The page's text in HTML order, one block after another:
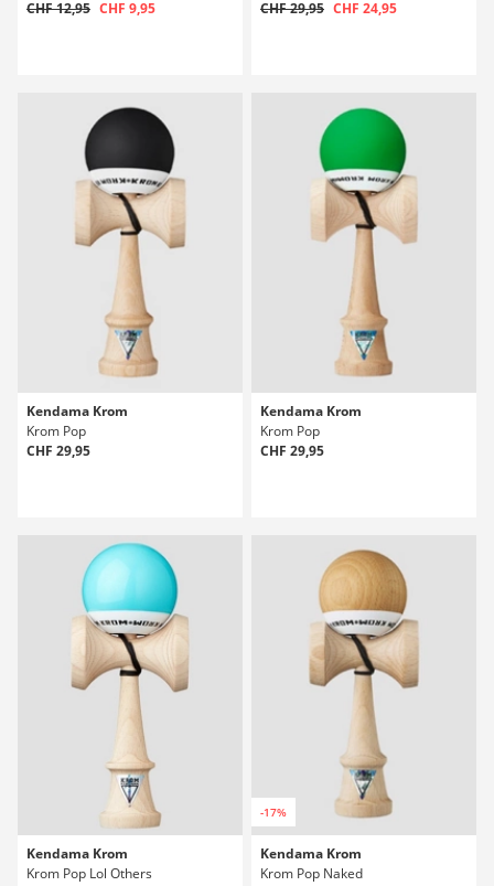
CHF 12,95 CHF 9,95 CHF 29,95 CHF 24,95
Kendama Krom
Krom Pop
CHF 29,95
Kendama Krom
Krom Pop
CHF 29,95
Kendama Krom
Krom Pop Lol Others
-17%
Kendama Krom
Krom Pop Naked